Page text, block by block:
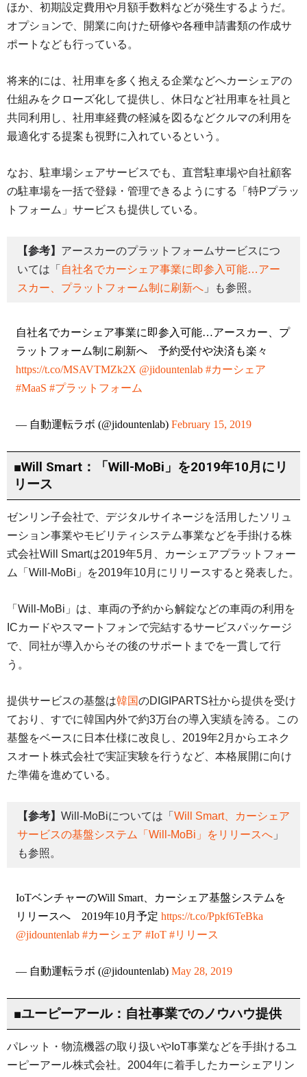
ほか、初期設定費用や月額手数料などが発生するようだ。
オプションで、開業に向けた研修や各種申請書類の作成サ
ポートなども行っている。
将来的には、社用車を多く抱える企業などへカーシェアの
仕組みをクローズ化して提供し、休日など社用車を社員と
共同利用し、社用車経費の軽減を図るなどクルマの利用を
最適化する提案も視野に入れているという。
なお、駐車場シェアサービスでも、直営駐車場や自社顧客
の駐車場を一括で登録・管理できるようにする「特Pプラッ
トフォーム」サービスも提供している。
【参考】 アースカーのプラットフォームサービスにつ
いては「 自社名でカーシェア事業に即参入可能…アー
スカー、プラットフォーム制に刷新へ 」も参照。
自社名でカーシェア事業に即参入可能…アースカー、プ
ラットフォーム制に刷新へ 予約受付や決済も楽々
https://t.co/MSAVTMZk2X @jidountenlab #カーシェア
#MaaS #プラットフォーム
— 自動運転ラボ (@jidountenlab) February 15, 2019
■Will Smart：「Will-MoBi」を2019年10月にリ
リース
ゼンリン子会社で、デジタルサイネージを活用したソリュ
ーション事業やモビリティシステム事業などを手掛ける株
式会社Will Smartは2019年5月、カーシェアプラットフォー
ム「Will-MoBi」を2019年10月にリリースすると発表した。
「Will-MoBi」は、車両の予約から解錠などの車両の利用を
ICカードやスマートフォンで完結するサービスパッケージ
で、同社が導入からその後のサポートまでを一貫して行
う。
提供サービスの基盤は韓国のDIGIPARTS社から提供を受け
ており、すでに韓国内外で約3万台の導入実績を誇る。この
基盤をベースに日本仕様に改良し、2019年2月からエネク
スオート株式会社で実証実験を行うなど、本格展開に向け
た準備を進めている。
【参考】 Will-MoBiについては「 Will Smart、カーシェア
サービスの基盤システム「Will-MoBi」をリリースへ 」
も参照。
IoTベンチャーのWill Smart、カーシェア基盤システムを
リリースへ 2019年10月予定 https://t.co/Ppkf6TeBka
@jidountenlab #カーシェア #IoT #リリース
— 自動運転ラボ (@jidountenlab) May 28, 2019
■ユーピーアール：自社事業でのノウハウ提供
パレット・物流機器の取り扱いやIoT事業などを手掛けるユ
ーピーアール株式会社。2004年に着手したカーシェアリン